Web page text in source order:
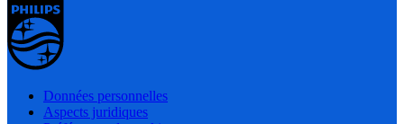
Données personnelles
Aspects juridiques